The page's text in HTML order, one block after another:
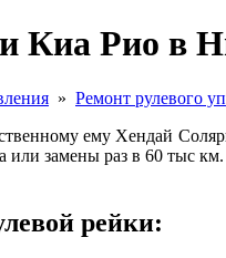
Киа Рио в
» Ремонт рулевого
ему Хендай
или замены раз в 60
рейки: